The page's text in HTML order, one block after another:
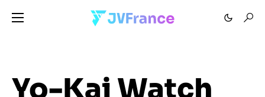
Yo-Kai Watch